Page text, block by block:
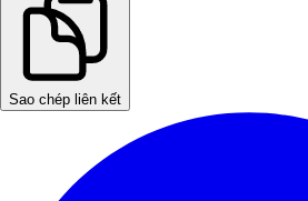
Sao chép liên kết